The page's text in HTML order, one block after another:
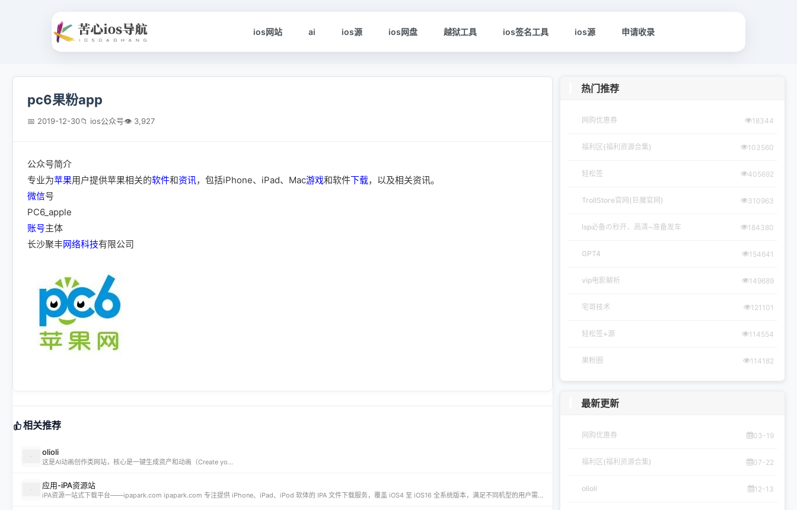
ios网站 ai ios源 ios网盘 越狱工具 ios签名工具 ios源 申请收录
pc6果粉app
📅 2019-12-30📁 ios公众号👁 3,927
公众号简介
专业为苹果用户提供苹果相关的软件和资讯，包括iPhone、iPad、Mac游戏和软件下载，以及相关资讯。
微信号
PC6_apple
账号主体
长沙聚丰网络科技有限公司
相关推荐
olioli
这是AI动画创作类网站，核心是一键生成资产和动画（Create yo...
应用-iPA资源站
iPA资源一站式下载平台——ipapark.com ipapark.com 专注提供 iPhone、iPad、iPod 软体的 IPA 文件下载服务，覆盖 iOS4 至 iOS16 全系统版本，满足不同机型的用户需求。无论是正版砸壳、开心版软件，还是越狱插件、免费证书，都可在本站快速获取。 核心优势 **全网最全 ip
热门推荐
网购优惠券 18344
福利区(福利资源合集) 103560
轻松签 405692
TrollStore官网(巨魔官网) 310963
lsp必备の秒开、高清~准备发车 184380
GPT4 154641
vip电影解析 149689
宅哥技术 121101
轻松签+源 114554
果粉圈 114182
最新更新
网购优惠券 03-19
福利区(福利资源合集) 07-22
olioli 12-13